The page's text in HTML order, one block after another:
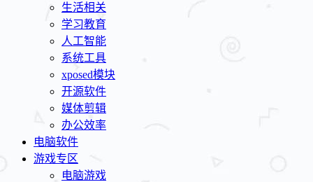
生活相关
学习教育
人工智能
系统工具
xposed模块
开源软件
媒体剪辑
办公效率
电脑软件
游戏专区
电脑游戏